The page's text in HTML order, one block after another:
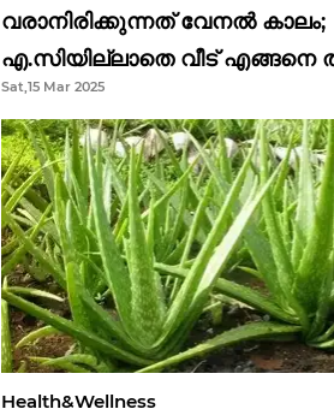
വരാനിരിക്കുന്നത് വേനൽ കാലം;
എ.സിയില്ലാതെ വീട് എങ്ങനെ
Sat,15 Mar 2025
Health&Wellness